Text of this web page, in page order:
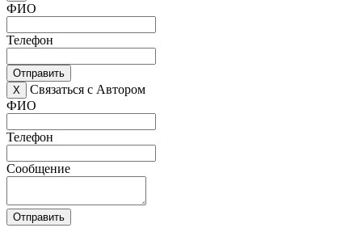
ФИО
Телефон
Отправить
X
Связаться с Автором
ФИО
Телефон
Сообщение
Отправить